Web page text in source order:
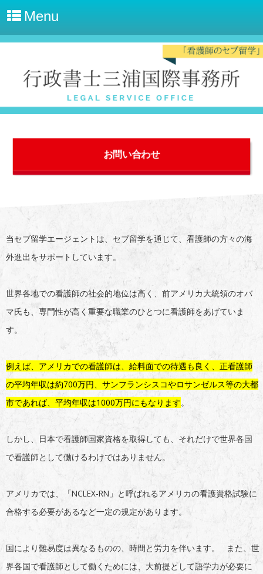
Menu
お問い合わせ
当セブ留学エージェントは、セブ留学を通じて、看護師の方々の海
外進出をサポートしています。
世界各地での看護師の社会的地位は高く、前アメリカ大統領のオバ
マ氏も、専門性が高く重要な職業のひとつに看護師をあげていま
す。
例えば、アメリカでの看護師は、給料面での待遇も良く、正看護師
の平均年収は約700万円、サンフランシスコやロサンゼルス等の大都
市であれば、平均年収は1000万円にもなります。
しかし、日本で看護師国家資格を取得しても、それだけで世界各国
で看護師として働けるわけではありません。
アメリカでは、「NCLEX-RN」と呼ばれるアメリカの看護資格試験に
合格する必要があるなど一定の規定があります。
国により難易度は異なるものの、時間と労力を伴います。 また、世
界各国で看護師として働くためには、大前提として語学力が必要に